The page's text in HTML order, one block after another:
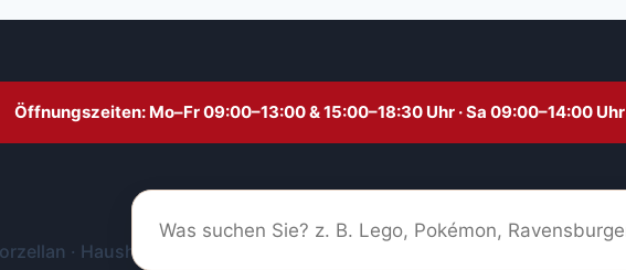
Öffnungszeiten: Mo–Fr 09:00–13:00 & 15:00–18:30 Uhr · Sa 09:00–14:00 Uhr
· Haushalt